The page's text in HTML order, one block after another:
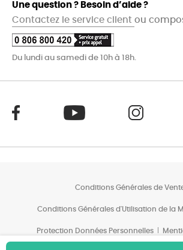
Une question ? Besoin d’aide ?
Contactez le service client ou
Du lundi au samedi de 10h à 18h.
Conditions Générales de
Conditions Générales d'Utilisation de la
Protection Données Personnelles